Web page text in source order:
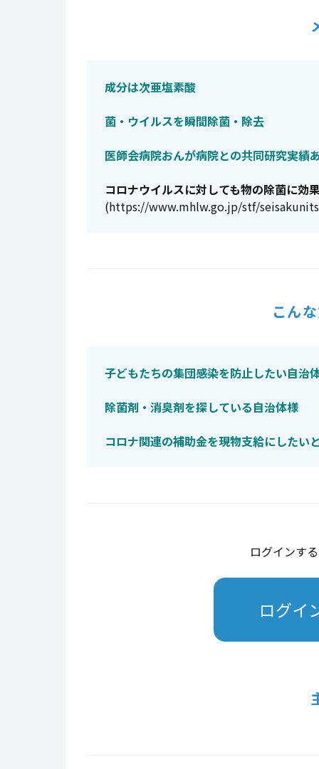
成分は次亜塩素酸
菌・ウイルスを瞬間除菌・除去
医師会病院おんが病院との共同研究実績
コロナウイルスに対しても物の除菌に効
(https://www.mhlw.go.jp/stf/
こん
子どもたちの集団感染を防止したい自治
除菌剤・消臭剤を探している自治体様
コロナ関連の補助金を現物支給にしたい
ログインす
ログイ